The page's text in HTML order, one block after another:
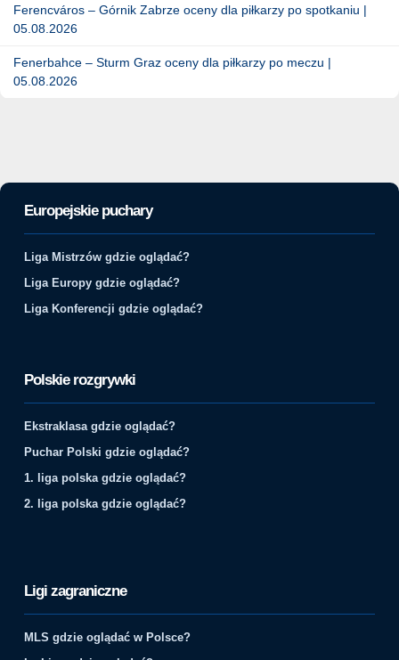
Ferencváros – Górnik Zabrze oceny dla piłkarzy po spotkaniu |
05.08.2026
Fenerbahce – Sturm Graz oceny dla piłkarzy po meczu |
05.08.2026
Europejskie puchary
Liga Mistrzów gdzie oglądać?
Liga Europy gdzie oglądać?
Liga Konferencji gdzie oglądać?
Polskie rozgrywki
Ekstraklasa gdzie oglądać?
Puchar Polski gdzie oglądać?
1. liga polska gdzie oglądać?
2. liga polska gdzie oglądać?
Ligi zagraniczne
MLS gdzie oglądać w Polsce?